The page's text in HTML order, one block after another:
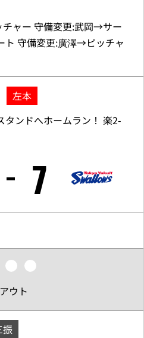
ャー 守備変更:武岡→サー
ト 守備変更:廣澤→ピッチャ
左本
タンドへホームラン！ 楽2-
7
ウト
振